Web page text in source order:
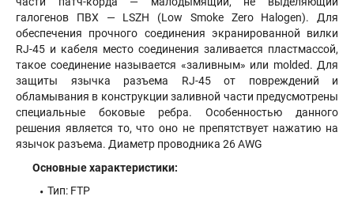
галогенов ПВХ — LSZH (Low Smoke Zero Halogen). Для
обеспечения прочного соединения экранированной вилки
RJ-45 и кабеля место соединения заливается пластмассой,
такое соединение называется «заливным» или molded. Для
защиты язычка разъема RJ-45 от повреждений и
обламывания в конструкции заливной части предусмотрены
специальные боковые ребра. Особенностью данного
решения является то, что оно не препятствует нажатию на
язычок разъема. Диаметр проводника 26 AWG
Основные характеристики:
Тип: FTP